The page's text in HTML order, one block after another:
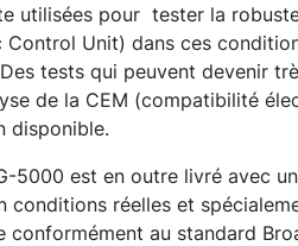
utilisées pour tester la
Control Unit) dans ces
tests qui peuvent devenir
de la CEM (compatibilité
disponible.
5000 est en outre livré avec
conditions réelles et
conformément au standard